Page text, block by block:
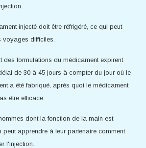
injecté doit être réfrigéré, ce qui peut
voyages difficiles.
des formulations du médicament expirent
de 30 à 45 jours à compter du jour où le
a été fabriqué, après quoi le médicament
être efficace.
dont la fonction de la main est
peut apprendre à leur partenaire comment
l'injection.